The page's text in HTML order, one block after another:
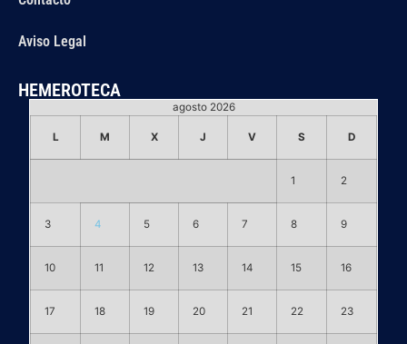
Aviso Legal
HEMEROTECA
agosto 2026
L M X J V S D
1 2
3 4 5 6 7 8 9
10 11 12 13 14 15 16
17 18 19 20 21 22 23